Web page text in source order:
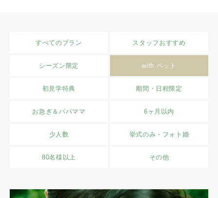
すべてのプラン スタッフおすすめ
シーズン限定 with ペット
初見学特典 期間・日程限定
お急ぎ＆パパママ 6ヶ月以内
少人数 挙式のみ・フォト婚
80名様以上 その他